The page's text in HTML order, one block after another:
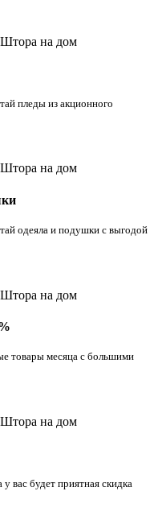
пледы из акционного
одеяла и подушки с выгодой
товары месяца с большими
вас будет приятная скидка